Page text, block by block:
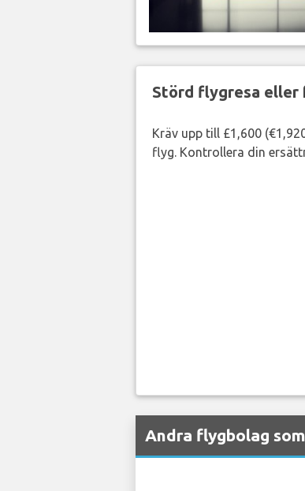
Störd flygresa eller
Kräv upp till £1,600
flyg. Kontrollera din
Andra flygbolag